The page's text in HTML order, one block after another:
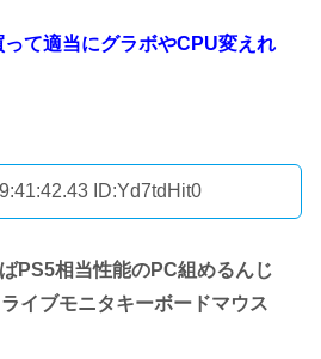
て適当にグラボやCPU変えれ
ID:Yd7tdHit0
PS5相当性能のPC組めるんじ
イブモニタキーボードマウス